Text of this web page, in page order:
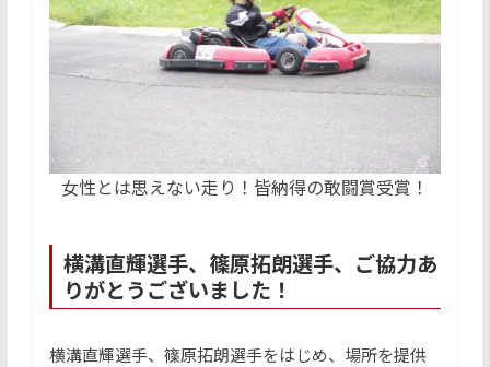
女性とは思えない走り！皆納得の敢闘賞受賞！
横溝直輝選手、篠原拓朗選手、ご協力あ
りがとうございました！
横溝直輝選手、篠原拓朗選手をはじめ、場所を提供